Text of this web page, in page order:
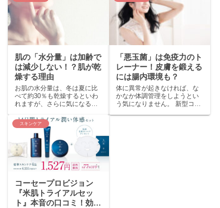
メイクの技術によって、...
ているのは、真皮層までの...
肌の「水分量」は加齢で
は減少しない！？肌が乾
燥する理由
お肌の水分量は、冬は夏に比
べて約30％も乾燥するといわ
れますが、さらに気になるの
による水分量の変化につい
て、某大手製薬メーカーのHP
には、つぎのような記...
「悪玉菌」は免疫力のト
レーナー！皮膚を鍛える
には腸内環境も？
体に異常が起きなければ、な
かなか体調管理をしようとい
う気になりません。 新型コロ
スキンケア
コーセープロビジョン
『米肌トライアルセッ
ト』本音の口コミ！効果